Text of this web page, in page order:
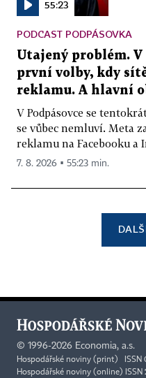
55:23
PODCAST PODPÁSOVKA
Utajený problém. V
první volby, kdy
reklamu. A hlavní
V Podpásovce se
se vůbec nemluví. Meta
reklamu na Facebooku a
7. 8. 2026 ▪ 55:23 min.
© 1996-2026 Economia, a.s.
Hospodářské noviny (print) ISSN
Hospodářské noviny (online) ISSN